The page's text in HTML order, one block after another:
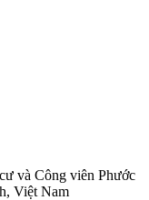
và Công viên Phước
Việt Nam